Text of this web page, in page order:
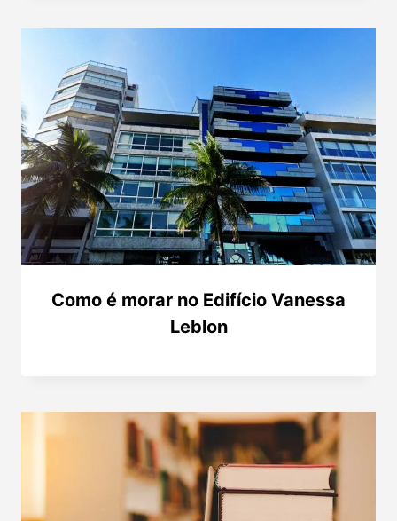
Como é morar no Edifício Vanessa
Leblon